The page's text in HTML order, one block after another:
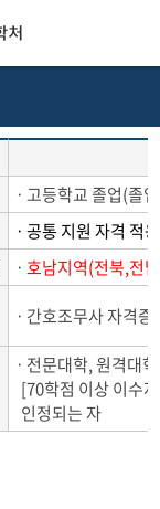
ㆍ고등학교 졸업(졸
ㆍ공통 지원 자격 적용
ㆍ호남지역(전북,전
ㆍ간호조무사 자격
ㆍ전문대학, 원격대
[70학점 이상 이수
인정되는 자